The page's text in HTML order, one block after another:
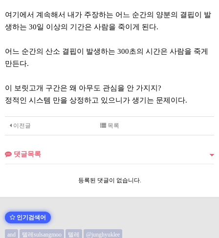
여기에서 계속해서 내가 주장하는 어느 순간의 양분의 결핍이 발
생하는 30일 이상의 기간은 사람을 죽이게 된다.
어느 순간의 산소 결핍이 발생하는 300초의 시간은 사람을 죽게
만든다.
이 보릿고개 구간은 왜 아무도 관심을 안 가지지?
정적인 시스템 만을 상정하고 있으니가 생기는 문제이다.
이전글 목록
댓글목록
등록된 댓글이 없습니다.
인기검색어
and 텔레sulsangmoo 텔레 @junghyuklee